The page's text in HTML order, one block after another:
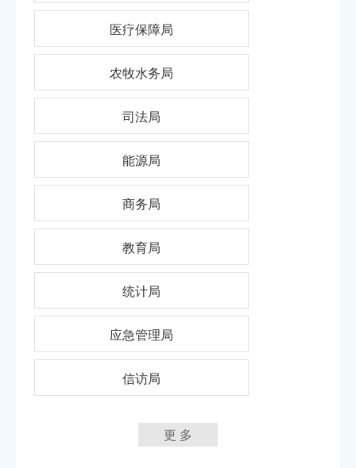
医疗保障局
农牧水务局
司法局
能源局
商务局
教育局
统计局
应急管理局
信访局
更 多